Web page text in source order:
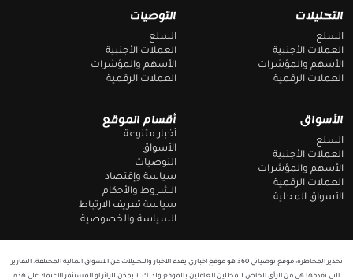
أقسام الموقع
أخبار متنوعة
الأسواق
التوصيات
سياسة وإقتصاد
الشروط والأحكام
سياسة تعريف الارتباط
السياسة والخصوصية
الأسواق
السلع
العملات الأجنبية
الأسهم والمؤشرات
العملات الرقمية
الأسواق المحلية
التوصيات
السلع
العملات الأجنبية
الأسهم والمؤشرات
العملات الرقمية
التحليلات
السلع
العملات الأجنبية
الأسهم والمؤشرات
العملات الرقمية
تحذير المخاطرة: موقع توصياتي 360 هو موقع اخباري يقدم الاخبار والتحليلات عن الاسواق المالية المختلفة. التقارير
التي نقدمها هي من الرأي الخاص للمحللين العاملين بالموقع ولذلك لا يمكن للزائر او المستثمر الاعتماد على هذه